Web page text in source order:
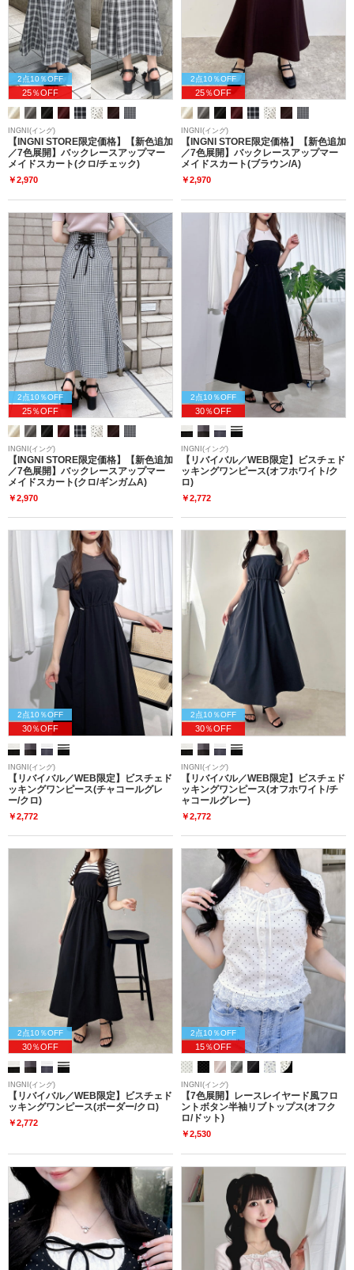
2点10％OFF
25％OFF
INGNI(イング)
【INGNI STORE限定価格】【新色追加
／7色展開】バックレースアップマー
メイドスカート(クロ/チェック)
￥2,970
2点10％OFF
25％OFF
INGNI(イング)
【INGNI STORE限定価格】【新色追加
／7色展開】バックレースアップマー
メイドスカート(ブラウン/A)
￥2,970
2点10％OFF
25％OFF
INGNI(イング)
【INGNI STORE限定価格】【新色追加
／7色展開】バックレースアップマー
メイドスカート(クロ/ギンガムA)
￥2,970
2点10％OFF
30％OFF
INGNI(イング)
【リバイバル／WEB限定】ビスチェド
ッキングワンピース(オフホワイト/ク
ロ)
￥2,772
2点10％OFF
30％OFF
INGNI(イング)
【リバイバル／WEB限定】ビスチェド
ッキングワンピース(チャコールグレ
ー/クロ)
￥2,772
2点10％OFF
30％OFF
INGNI(イング)
【リバイバル／WEB限定】ビスチェド
ッキングワンピース(オフホワイト/チ
ャコールグレー)
￥2,772
2点10％OFF
30％OFF
INGNI(イング)
【リバイバル／WEB限定】ビスチェド
ッキングワンピース(ボーダー/クロ)
￥2,772
2点10％OFF
15％OFF
INGNI(イング)
【7色展開】レースレイヤード風フロ
ントボタン半袖リブトップス(オフク
ロ/ドット)
￥2,530